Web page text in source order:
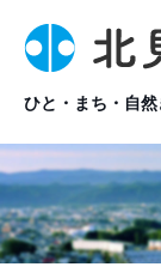
ひと・まち・自